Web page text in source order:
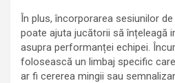
În plus, încorporarea sesiunilor
poate ajuta jucătorii să înțeleagă
asupra performanței echipei.
folosească un limbaj specific
ar fi cererea mingii sau